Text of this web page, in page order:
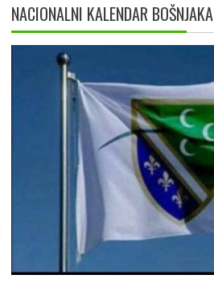
NACIONALNI KALENDAR BOŠNJAKA